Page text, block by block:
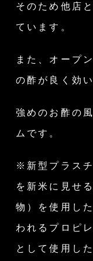
そのため他店
ています。
また、オープ
の酢が良く効
強めのお酢の
ムです。
※新型プラス
を新米に見せ
物）を使用した
われるプロピ
として使用した